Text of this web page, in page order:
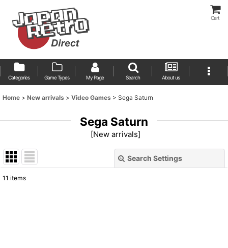
Cart
Categories Game Types My Page Search About us
Home > New arrivals > Video Games > Sega Saturn
Sega Saturn
[New arrivals]
Search Settings
11 items